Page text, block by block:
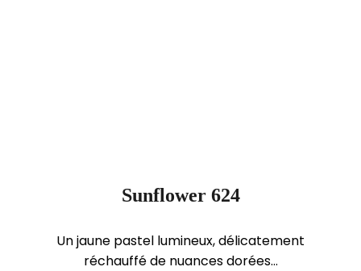
Sunflower 624
Un jaune pastel lumineux, délicatement
réchauffé de nuances dorées…